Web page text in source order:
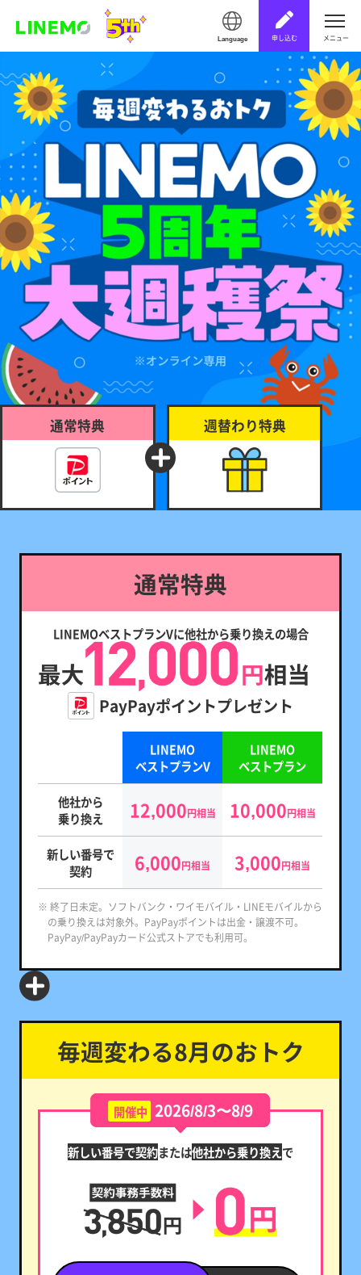
Language 申し込む メニュー
通常特典 週替わり特典
通常特典
LINEMOベストプランVに他社から乗り換えの場合
PayPayポイントプレゼント
LINEMO
ベストプランV
LINEMO
ベストプラン
他社から
乗り換え
12,000円相当 10,000円相当
新しい番号で
契約
6,000円相当 3,000円相当
※ 終了日未定。ソフトバンク・ワイモバイル・LINEモバイルから
の乗り換えは対象外。PayPayポイントは出金・譲渡不可。
PayPay/PayPayカード公式ストアでも利用可。
毎週変わる8月のおトク
開催中 2026/8/3〜8/9
新しい番号で契約または他社から乗り換えで